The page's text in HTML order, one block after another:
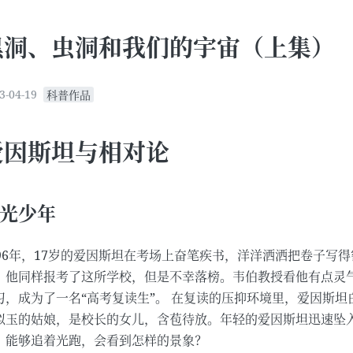
、虫洞和我们的宇宙（上集）
04-19 科普作品
斯坦与相对论
少年
年，17岁的爱因斯坦在考场上奋笔疾书，洋洋洒洒把卷子写
他同样报考了这所学校，但是不幸落榜。韦伯教授看他有点
，成为了一名“高考复读生”。 在复读的压抑环境里，爱因斯
玉的姑娘，是校长的女儿，含苞待放。年轻的爱因斯坦迅速
能够追着光跑，会看到怎样的景象？